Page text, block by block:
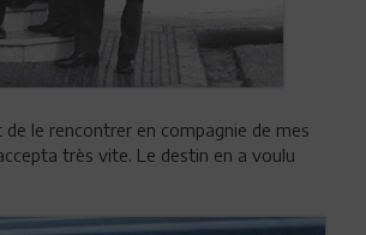
le rencontrer en compagnie de mes
très vite. Le destin en a voulu